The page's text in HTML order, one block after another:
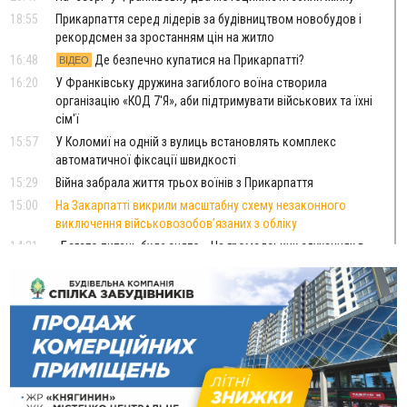
18:55
Прикарпаття серед лідерів за будівництвом новобудов і
рекордсмен за зростанням цін на житло
16:48
ВІДЕО
Де безпечно купатися на Прикарпатті?
16:20
У Франківську дружина загиблого воїна створила
організацію «КОД 7'Я», аби підтримувати військових та їхні
сім'ї
15:57
У Коломиї на одній з вулиць встановлять комплекс
автоматичної фіксації швидкості
15:29
Війна забрала життя трьох воїнів з Прикарпаття
15:00
На Закарпатті викрили масштабну схему незаконного
виключення військовозобов’язаних з обліку
14:31
«Багато питань буде знято». На громадських слуханнях в
Яремче обговорили, як вирішити питання джипінгу в
Карпатах
13:54
5 «тихих» хвороб, які виявляє профілактичне обстеження
13:30
ФОТО На Надрічній тривають останні приготування до
нового руху
12:57
У Франківську зафіксували найбільшу спеку за всю історію
спостережень